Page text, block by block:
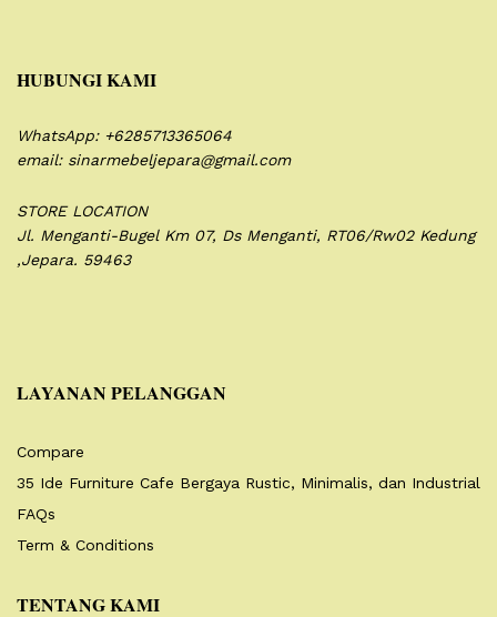
HUBUNGI KAMI
WhatsApp: +6285713365064
email: sinarmebeljepara@gmail.com
STORE LOCATION
Jl. Menganti-Bugel Km 07, Ds Menganti, RT06/Rw02 Kedung
,Jepara. 59463
LAYANAN PELANGGAN
Compare
35 Ide Furniture Cafe Bergaya Rustic, Minimalis, dan Industrial
FAQs
Term & Conditions
TENTANG KAMI